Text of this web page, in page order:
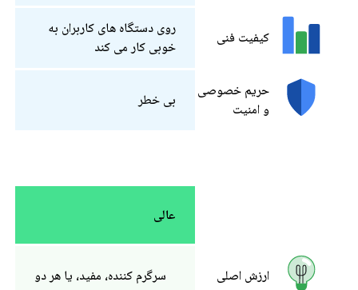
کیفیت فنی
روی دستگاه های کاربران به
خوبی کار می کند
حریم خصوصی
و امنیت
بی خطر
عالی
ارزش اصلی سرگرم کننده، مفید، یا هر دو